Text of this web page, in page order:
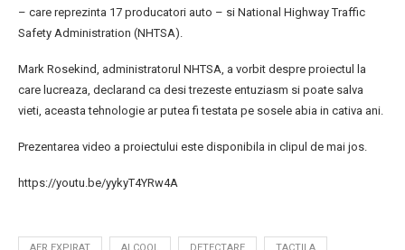
– care reprezinta 17 producatori auto – si National Highway Traffic
Safety Administration (NHTSA).
Mark Rosekind, administratorul NHTSA, a vorbit despre proiectul la
care lucreaza, declarand ca desi trezeste entuziasm si poate salva
vieti, aceasta tehnologie ar putea fi testata pe sosele abia in cativa ani.
Prezentarea video a proiectului este disponibila in clipul de mai jos.
https://youtu.be/yykyT4YRw4A